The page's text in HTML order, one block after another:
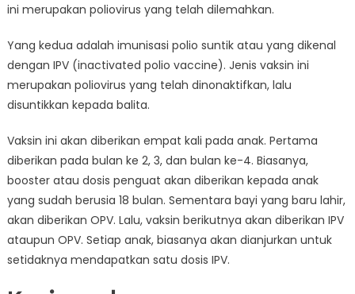
ini merupakan poliovirus yang telah dilemahkan.
Yang kedua adalah imunisasi polio suntik atau yang dikenal
dengan IPV (inactivated polio vaccine). Jenis vaksin ini
merupakan poliovirus yang telah dinonaktifkan, lalu
disuntikkan kepada balita.
Vaksin ini akan diberikan empat kali pada anak. Pertama
diberikan pada bulan ke 2, 3, dan bulan ke-4. Biasanya,
booster atau dosis penguat akan diberikan kepada anak
yang sudah berusia 18 bulan. Sementara bayi yang baru lahir,
akan diberikan OPV. Lalu, vaksin berikutnya akan diberikan IPV
ataupun OPV. Setiap anak, biasanya akan dianjurkan untuk
setidaknya mendapatkan satu dosis IPV.